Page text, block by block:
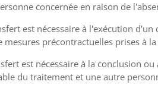
concernée en raison de
est nécessaire à l'exécution
précontractuelles prises à
est nécessaire à la conclusion
du traitement et une autre